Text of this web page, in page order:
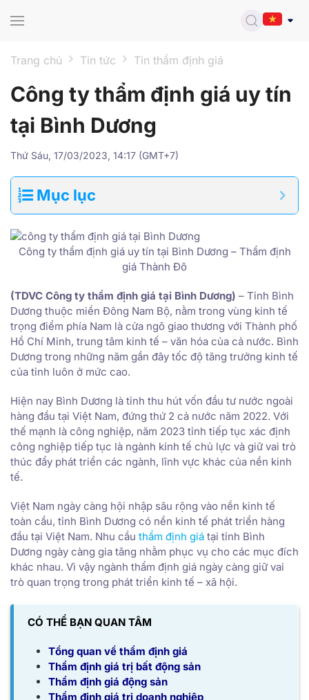
Trang chủ Tin tức Tin thẩm định giá
Công ty thẩm định giá uy tín
tại Bình Dương
Thứ Sáu, 17/03/2023, 14:17 (GMT+7)
Mục lục
Công ty thẩm định giá uy tín tại Bình Dương – Thẩm định
giá Thành Đô
(TDVC Công ty thẩm định giá tại Bình Dương) – Tỉnh Bình
Dương thuộc miền Đông Nam Bộ, nằm trong vùng kinh tế
trọng điểm phía Nam là cửa ngõ giao thương với Thành phố
Hồ Chí Minh, trung tâm kinh tế – văn hóa của cả nước. Bình
Dương trong những năm gần đây tốc độ tăng trưởng kinh tế
của tỉnh luôn ở mức cao.
Hiện nay Bình Dương là tỉnh thu hút vốn đầu tư nước ngoài
hàng đầu tại Việt Nam, đứng thứ 2 cả nước năm 2022. Với
thế mạnh là công nghiệp, năm 2023 tỉnh tiếp tục xác định
công nghiệp tiếp tục là ngành kinh tế chủ lực và giữ vai trò
thúc đẩy phát triển các ngành, lĩnh vực khác của nền kinh
tế.
Việt Nam ngày càng hội nhập sâu rộng vào nền kinh tế
toàn cầu, tỉnh Bình Dương có nền kinh tế phát triển hàng
đầu tại Việt Nam. Nhu cầu thẩm định giá tại tỉnh Bình
Dương ngày càng gia tăng nhằm phục vụ cho các mục đích
khác nhau. Vì vậy ngành thẩm định giá ngày càng giữ vai
trò quan trọng trong phát triển kinh tế – xã hội.
CÓ THỂ BẠN QUAN TÂM
Tổng quan về thẩm định giá
Thẩm định giá trị bất động sản
Thẩm định giá động sản
Thẩm định giá trị doanh nghiệp